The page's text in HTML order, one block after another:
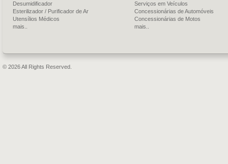
Desumidificador
Esterilizador / Purificador de Ar
Utensílios Médicos
mais..
Serviços em Veículos
Concessionárias de Automóveis
Concessionárias de Motos
mais..
© 2026 All Rights Reserved.